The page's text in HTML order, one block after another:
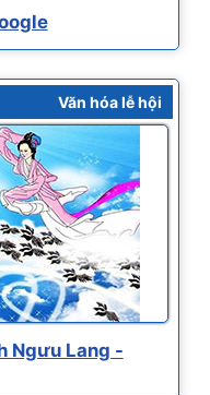
Văn hóa lễ hội
Ngưu Lang -